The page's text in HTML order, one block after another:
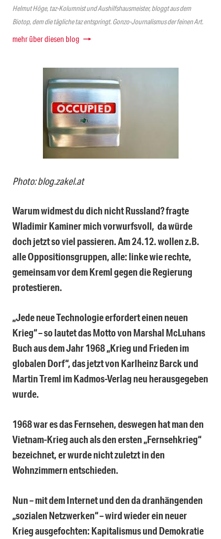
Helmut Höge, taz-Kolumnist und Aushilfshausmeister, bloggt aus dem
Biotop, dem die tägliche taz entspringt. Gonzo-Journalismus der feinen Art.
mehr über diesen blog
Photo: blog.zakel.at
Warum widmest du dich nicht Russland? fragte
Wladimir Kaminer mich vorwurfsvoll, da würde
doch jetzt so viel passieren. Am 24.12. wollen z.B.
alle Oppositionsgruppen, alle: linke wie rechte,
gemeinsam vor dem Kreml gegen die Regierung
protestieren.
„Jede neue Technologie erfordert einen neuen
Krieg“ – so lautet das Motto von Marshal McLuhans
Buch aus dem Jahr 1968 „Krieg und Frieden im
globalen Dorf“, das jetzt von Karlheinz Barck und
Martin Treml im Kadmos-Verlag neu herausgegeben
wurde.
1968 war es das Fernsehen, deswegen hat man den
Vietnam-Krieg auch als den ersten „Fernsehkrieg“
bezeichnet, er wurde nicht zuletzt in den
Wohnzimmern entschieden.
Nun – mit dem Internet und den da dranhängenden
„sozialen Netzwerken“ – wird wieder ein neuer
Krieg ausgefochten: Kapitalismus und Demokratie